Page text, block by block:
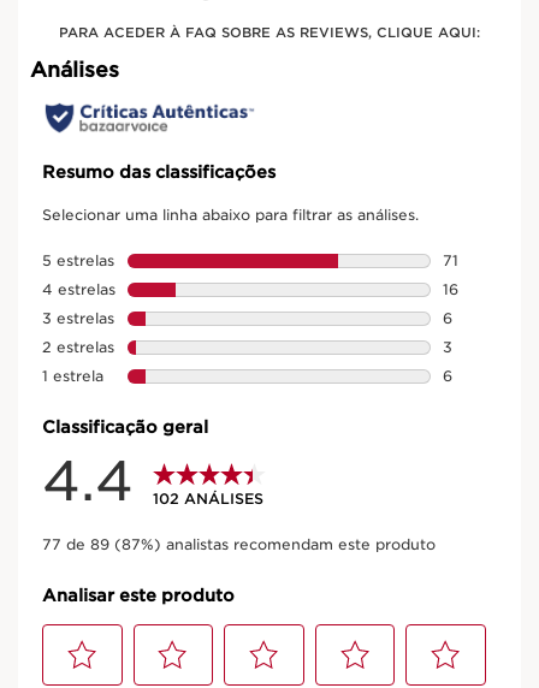
PARA ACEDER À FAQ SOBRE AS REVIEWS, CLIQUE AQUI: